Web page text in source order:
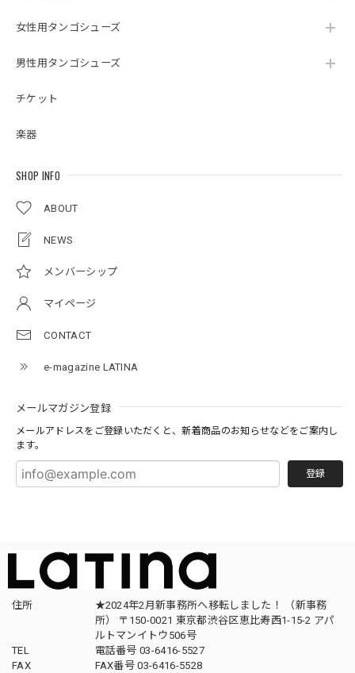
女性用タンゴシューズ
男性用タンゴシューズ
チケット
楽器
SHOP INFO
ABOUT
NEWS
メンバーシップ
マイページ
CONTACT
e-magazine LATINA
メールマガジン登録
メールアドレスをご登録いただくと、新着商品のお知らせなどをご案内し
ます。
登録
住所
★2024年2月新事務所へ移転しました！ （新事務
所） 〒150-0021 東京都渋谷区恵比寿西1-15-2 アパ
ルトマンイトウ506号
TEL
電話番号 03-6416-5527
FAX
FAX番号 03-6416-5528